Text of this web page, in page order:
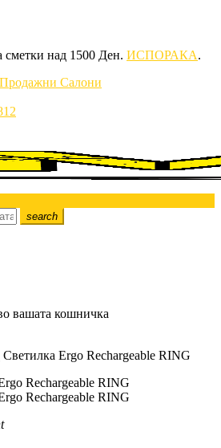
сметки над 1500 Ден. ИСПОРАКА.
Салони
search
вашата кошничка
Ergo Rechargeable RING